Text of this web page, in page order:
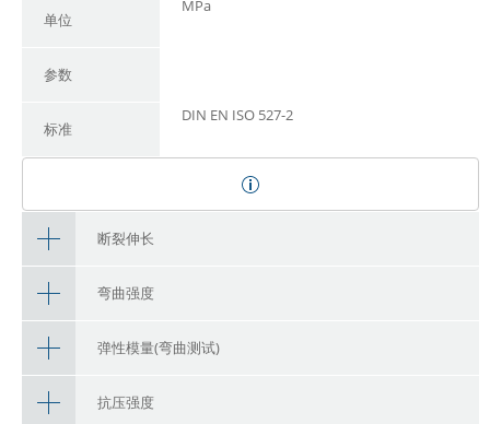
单位
MPa
参数
标准
DIN EN ISO 527-2
断裂伸长
弯曲强度
弹性模量(弯曲测试)
抗压强度